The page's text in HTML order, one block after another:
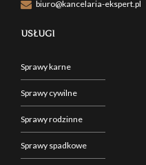
biuro@kancelaria-ekspert.pl
USŁUGI
Sprawy karne
Sprawy cywilne
Sprawy rodzinne
Sprawy spadkowe